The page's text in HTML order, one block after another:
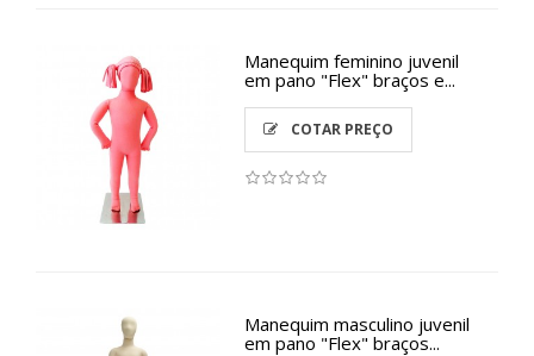
Manequim feminino juvenil
em pano "Flex" braços e...
COTAR PREÇO
Manequim masculino juvenil
em pano "Flex" braços...